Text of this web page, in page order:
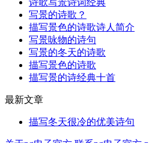
诗歌写景诗词经典
写景的诗歌？
描写景色的诗歌诗人简介
写景咏物的诗句
写景的冬天的诗歌
描写景色的诗歌
描写景的诗经典十首
最新文章
描写冬天很冷的优美诗句